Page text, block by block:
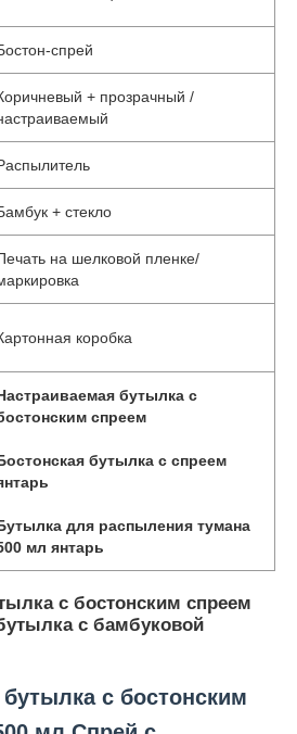
спрей
+ прозрачный /
+ стекло
на шелковой пленке/
коробка
бутылка с
спреем
бутылка с спреем
для распыления тумана
мл янтарь
с бостонским спреем
с бамбуковой
с бостонским